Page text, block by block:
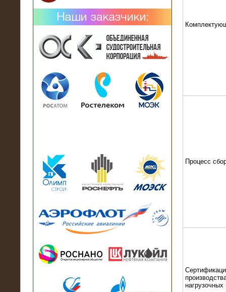
02.02.2019
Нагрузочный комплекс 26 МВт (10
кВ) поставлен в аренду на
13.07.2018
модуль в контейнере 2700 кВА на
Балтийский завод
Процесс